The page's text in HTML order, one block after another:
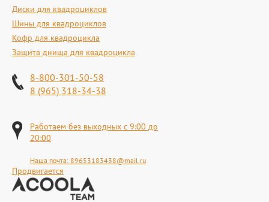
Диски для квадроциклов
Шины для квадроциклов
Кофр для квадроцикла
Защита днища для квадроцикла
8-800-301-50-58
8 (965) 318-34-38
Работаем без выходных с 9:00 до
20:00
Наша почта: 89653183438@mail.ru
Продвигается